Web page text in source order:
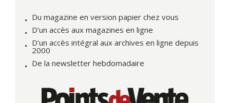
Du magazine en version papier chez vous
D’un accès aux magazines en ligne
D’un accès intégral aux archives en ligne depuis
2000
De la newsletter hebdomadaire